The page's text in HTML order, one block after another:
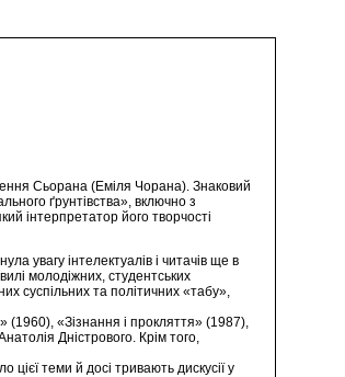
Сьорана (Еміля Чорана). Знаковий
ґрунтівства», включно з
інтерпретатор його творчості
увагу інтелектуалів і читачів ще в
молодіжних, студентських
суспільних та політичних «табу»,
(1960), «Зізнання і прокляття» (1987),
Дністрового. Крім того,
теми й досі тривають дискусії у